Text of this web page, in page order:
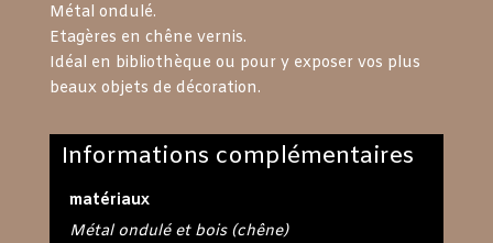
Métal ondulé.
Etagères en chêne vernis.
Idéal en bibliothèque ou pour y exposer vos plus
beaux objets de décoration.
Informations complémentaires
matériaux
Métal ondulé et bois (chêne)